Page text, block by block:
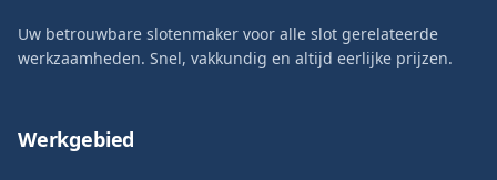
Uw betrouwbare slotenmaker voor alle slot gerelateerde
werkzaamheden. Snel, vakkundig en altijd eerlijke prijzen.
Werkgebied